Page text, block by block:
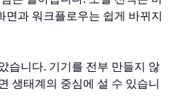
면과 워크플로우는 쉽게 바뀌지
습니다. 기기를 전부 만들지 않
생태계의 중심에 설 수 있습니